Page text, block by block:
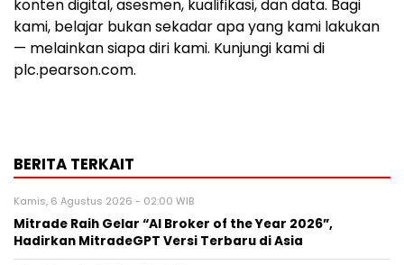
konten digital, asesmen, kualifikasi, dan data. Bagi
kami, belajar bukan sekadar apa yang kami lakukan
— melainkan siapa diri kami. Kunjungi kami di
plc.pearson.com.
BERITA TERKAIT
Kamis, 6 Agustus 2026 - 02:00 WIB
Mitrade Raih Gelar “AI Broker of the Year 2026”,
Hadirkan MitradeGPT Versi Terbaru di Asia